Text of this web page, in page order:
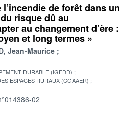
de forêt dans un
risque dû au
au changement d’ère :
et long termes »
Jean-Maurice
DURABLE (IGEDD)
ESPACES RURAUX (CGAAER)
02